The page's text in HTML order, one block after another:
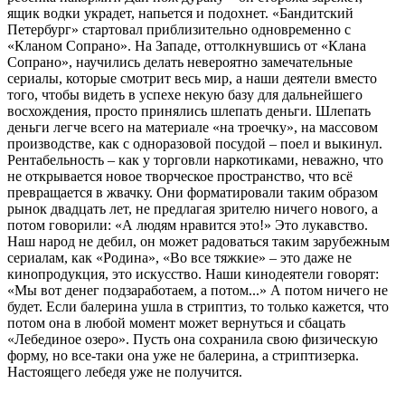
ящик водки украдет, напьется и подохнет. «Бандитский
Петербург» стартовал приблизительно одновременно с
«Кланом Сопрано». На Западе, оттолкнувшись от «Клана
Сопрано», научились делать невероятно замечательные
сериалы, которые смотрит весь мир, а наши деятели вместо
того, чтобы видеть в успехе некую базу для дальнейшего
восхождения, просто принялись шлепать деньги. Шлепать
деньги легче всего на материале «на троечку», на массовом
производстве, как с одноразовой посудой – поел и выкинул.
Рентабельность – как у торговли наркотиками, неважно, что
не открывается новое творческое пространство, что всё
превращается в жвачку. Они форматировали таким образом
рынок двадцать лет, не предлагая зрителю ничего нового, а
потом говорили: «А людям нравится это!» Это лукавство.
Наш народ не дебил, он может радоваться таким зарубежным
сериалам, как «Родина», «Во все тяжкие» – это даже не
кинопродукция, это искусство. Наши кинодеятели говорят:
«Мы вот денег подзаработаем, а потом...» А потом ничего не
будет. Если балерина ушла в стриптиз, то только кажется, что
потом она в любой момент может вернуться и сбацать
«Лебединое озеро». Пусть она сохранила свою физическую
форму, но все-таки она уже не балерина, а стриптизерка.
Настоящего лебедя уже не получится.